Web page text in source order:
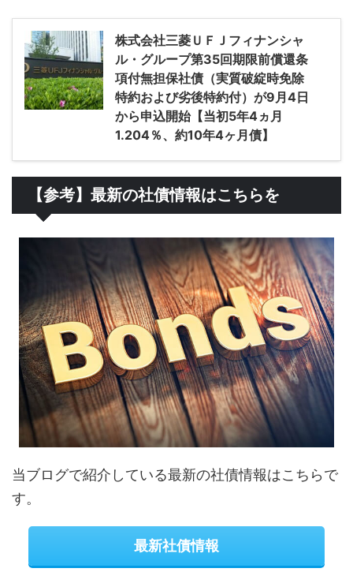
株式会社三菱ＵＦＪフィナンシャ
ル・グループ第35回期限前償還条
項付無担保社債（実質破綻時免除
特約および劣後特約付）が9月4日
から申込開始【当初5年4ヵ月
1.204％、約10年4ヶ月債】
【参考】最新の社債情報はこちらを
当ブログで紹介している最新の社債情報はこちらで
す。
最新社債情報